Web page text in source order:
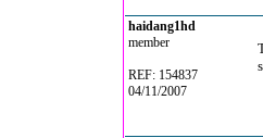
haidang1hd
member
REF: 154837
04/11/2007